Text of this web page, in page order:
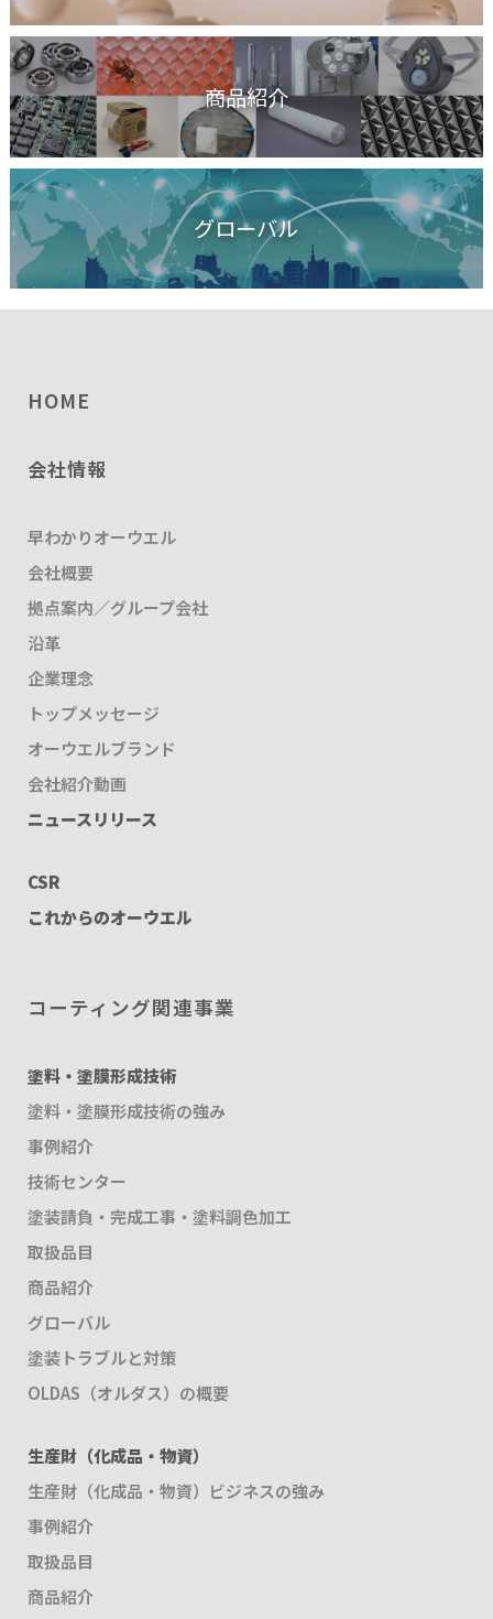
商品紹介
グローバル
HOME
会社情報
早わかりオーウエル
会社概要
拠点案内／グループ会社
沿革
企業理念
トップメッセージ
オーウエルブランド
会社紹介動画
ニュースリリース
CSR
これからのオーウエル
コーティング関連事業
塗料・塗膜形成技術
塗料・塗膜形成技術の強み
事例紹介
技術センター
塗装請負・完成工事・塗料調色加工
取扱品目
商品紹介
グローバル
塗装トラブルと対策
OLDAS（オルダス）の概要
生産財（化成品・物資）
生産財（化成品・物資）ビジネスの強み
事例紹介
取扱品目
商品紹介